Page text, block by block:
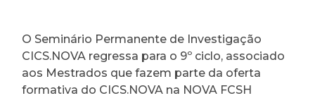
O Seminário Permanente de Investigação
CICS.NOVA regressa para o 9º ciclo, associado
aos Mestrados que fazem parte da oferta
formativa do CICS.NOVA na NOVA FCSH